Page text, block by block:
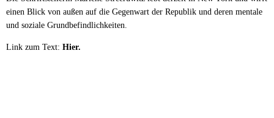
einen Blick von außen auf die Gegenwart der Republik und deren mentale
und soziale Grundbefindlichkeiten.
Link zum Text: Hier.